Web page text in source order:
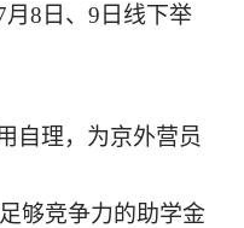
8日、9日线下举
自理，为京外营员
够竞争力的助学金